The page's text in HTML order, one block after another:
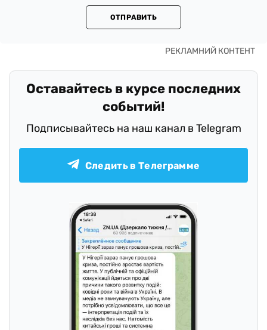
ОТПРАВИТЬ
Оставайтесь в курсе последних
событий!
Подписывайтесь на наш канал в Telegram
Следить в Телеграмме